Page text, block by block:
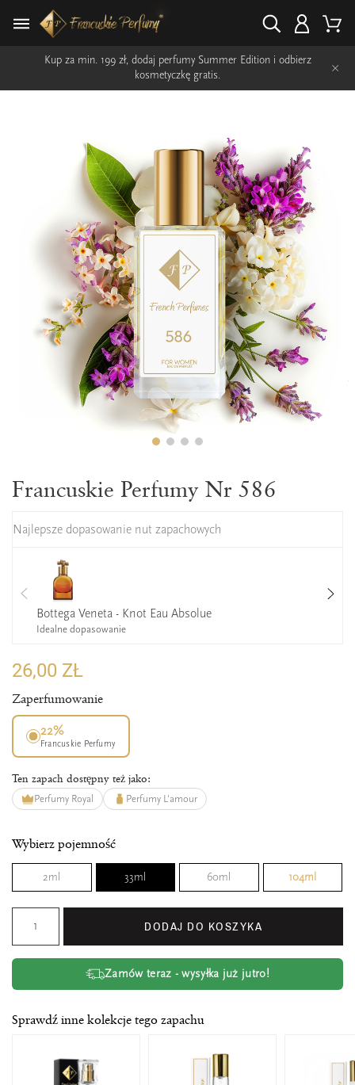
Kup za min. 199 zł, dodaj perfumy Summer Edition i odbierz
kosmetyczkę gratis.
×
Francuskie Perfumy Nr 586
Najlepsze dopasowanie nut zapachowych
Bottega Veneta - Knot Eau Absolue
Idealne dopasowanie
26,00 ZŁ
Zaperfumowanie
22%
Francuskie Perfumy
Ten zapach dostępny też jako:
Perfumy Royal Perfumy L'amour
Wybierz pojemność
2ml 33ml 60ml 104ml
DODAJ DO KOSZYKA
Zamów teraz - wysyłka już jutro!
Sprawdź inne kolekcje tego zapachu